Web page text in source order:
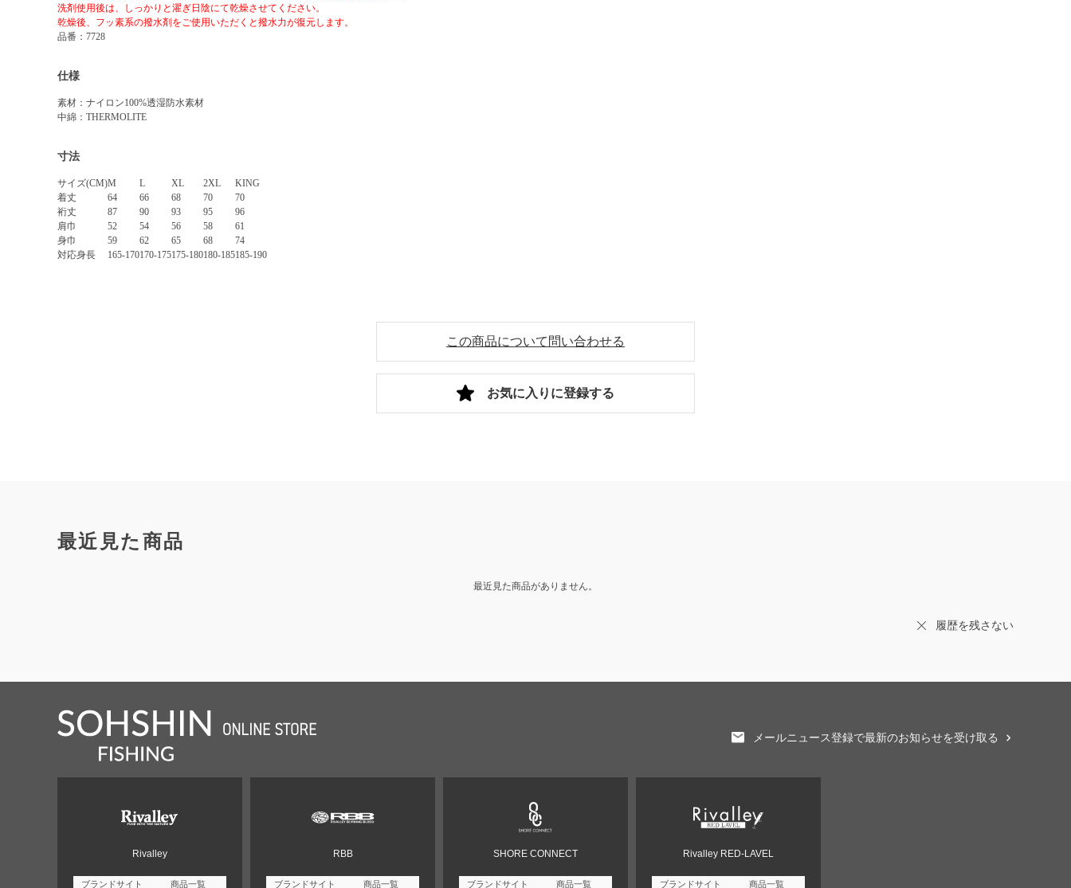
洗剤使用後は、しっかりと濯ぎ日陰にて乾燥させてください。
乾燥後、フッ素系の撥水剤をご使用いただくと撥水力が復元します。
品番：7728
仕様
素材：ナイロン100%透湿防水素材
中綿：THERMOLITE
寸法
サイズ(CM)M L XL 2XL
KING
着丈
64 66 68 70
70
裄丈
87 90 93 95
96
肩巾
52 54 56 58
61
身巾
59 62 65 68
74
対応身長
165-170170-175175-180180-185185-190
この商品について問い合わせる
お気に入りに登録する
最近見た商品
最近見た商品がありません。
履歴を残さない
メールニュース登録で最新のお知らせを受け取る
Rivalley
ブランドサイト 商品一覧
RBB
ブランドサイト 商品一覧
SHORE CONNECT
ブランドサイト 商品一覧
Rivalley RED-LAVEL
ブランドサイト 商品一覧